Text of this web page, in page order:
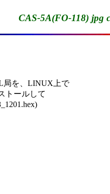
CAS-5A(FO-118) jpg
局を、LINUX上で
トールして